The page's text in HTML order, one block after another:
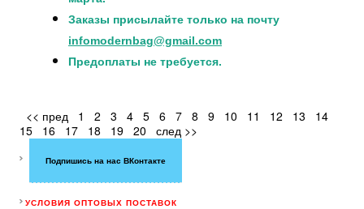
Заказы присылайте только на почту
infomodernbag@gmail.com
Предоплаты не требуется.
<< пред 1 2 3 4 5 6 7 8 9 10 11 12 13
14
15
16 17 18 19 20 след >>
Подпишись на нас ВКонтакте
УСЛОВИЯ ОПТОВЫХ ПОСТАВОК